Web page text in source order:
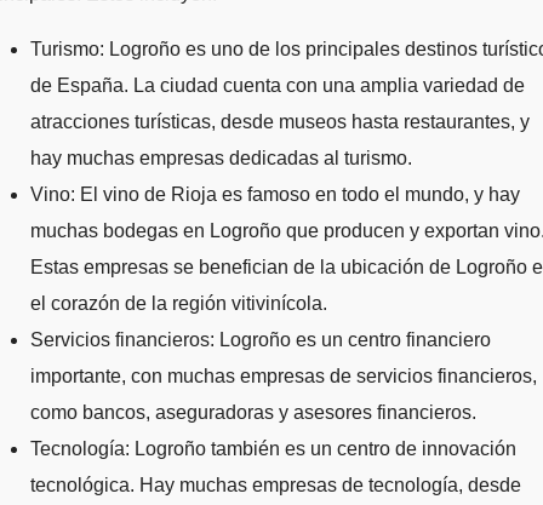
Turismo: Logroño es uno de los principales destinos
de España. La ciudad cuenta con una amplia variedad de
atracciones turísticas, desde museos hasta restaurantes, y
hay muchas empresas dedicadas al turismo.
Vino: El vino de Rioja es famoso en todo el mundo, y hay
muchas bodegas en Logroño que producen y exportan
Estas empresas se benefician de la ubicación de Logroño
el corazón de la región vitivinícola.
Servicios financieros: Logroño es un centro financiero
importante, con muchas empresas de servicios financieros,
como bancos, aseguradoras y asesores financieros.
Tecnología: Logroño también es un centro de innovación
tecnológica. Hay muchas empresas de tecnología, desde